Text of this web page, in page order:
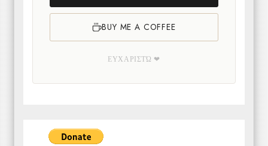
BUY ME A COFFEE
ΕΥΧΑΡΙΣΤΏ ❤